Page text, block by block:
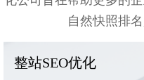
自然快照排
整站SEO优化